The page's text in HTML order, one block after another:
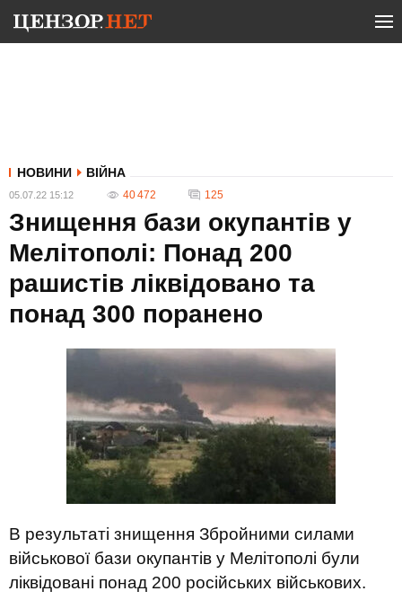
НОВИНИ ВІЙНА
05.07.22 15:12 40 472 125
Знищення бази окупантів у
Мелітополі: Понад 200
рашистів ліквідовано та
понад 300 поранено
В результаті знищення Збройними силами
військової бази окупантів у Мелітополі були
ліквідовані понад 200 російських військових.